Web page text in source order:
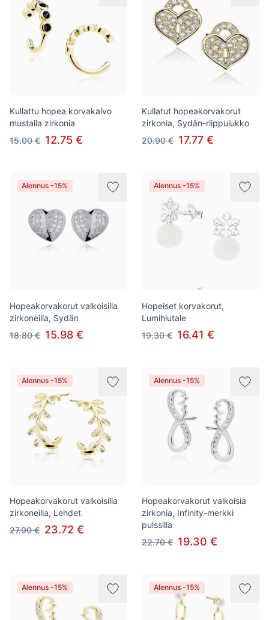
Kullattu hopea korvakalvo
mustalla zirkonia
15.00 € 12.75 €
Kullatut hopeakorvakorut
zirkonia, Sydän-riippulukko
20.90 € 17.77 €
Alennus -15%
Hopeakorvakorut valkoisilla
zirkoneilla, Sydän
18.80 € 15.98 €
Alennus -15%
Hopeiset korvakorut,
Lumihiutale
19.30 € 16.41 €
Alennus -15%
Hopeakorvakorut valkoisilla
zirkoneilla, Lehdet
27.90 € 23.72 €
Alennus -15%
Hopeakorvakorut valkoisia
zirkonia, Infinity-merkki
pulssilla
22.70 € 19.30 €
Alennus -15% Alennus -15%